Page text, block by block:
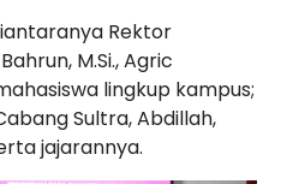
Rektor
M.Si., Agric
lingkup kampus;
Sultra, Abdillah,
jajarannya.